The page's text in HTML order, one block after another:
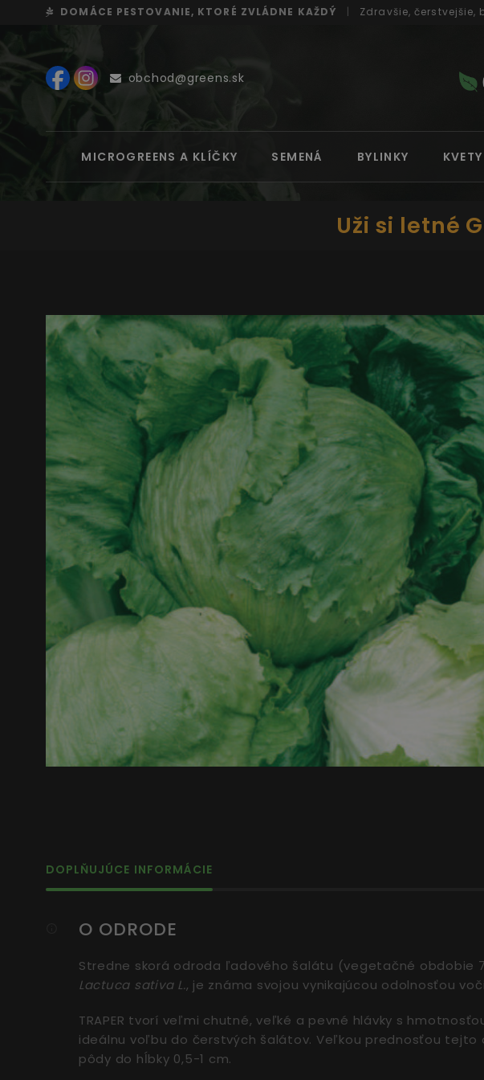
DOMÁCE PESTOVANIE, KTORÉ ZVLÁDNE KAŽDÝ Zdravšie, čerstvejšie,
obchod@greens.sk
MICROGREENS A KLÍČKY SEMENÁ BYLINKY
Uži si letné
DOPLŇUJÚCE INFORMÁCIE
O ODRODE
Stredne skorá odroda ľadového šalátu (vegetačné obdobie
Lactuca sativa L., je známa svojou vynikajúcou odolnosťou
TRAPER tvorí veľmi chutné, veľké a pevné hlávky s
ideálnu voľbu do čerstvých šalátov. Veľkou prednosťou tejto
pôdy do hĺbky 0,5-1 cm.